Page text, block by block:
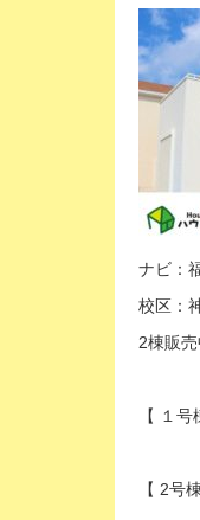
ナビ：
校区：
2棟販
【 １
【 2号